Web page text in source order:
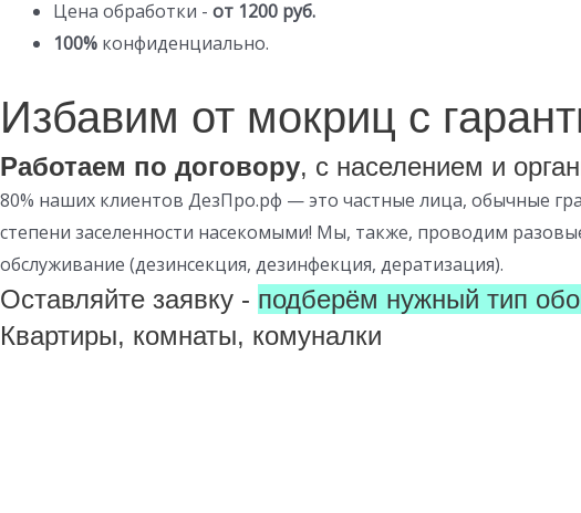
Цена обработки - от 1200 руб.
100% конфиденциально.
Избавим от мокриц с
Работаем по договору, с населением и
80% наших клиентов ДезПро.рф — это частные лица, обычные
степени заселенности насекомыми! Мы, также, проводим
обслуживание (дезинсекция, дезинфекция, дератизация).
Оставляйте заявку - подберём нужный тип
Квартиры, комнаты, комуналки